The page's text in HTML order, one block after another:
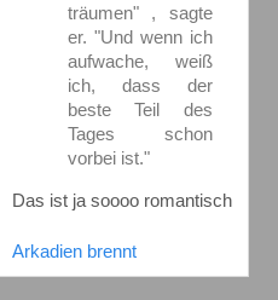
träumen" , sagte
er. "Und wenn ich
aufwache, weiß
ich, dass der
beste Teil des
Tages schon
vorbei ist."
Das ist ja soooo romantisch
Arkadien brennt